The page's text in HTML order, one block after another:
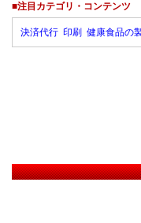
■注目カテゴリ・コンテンツ
決済代行 印刷 健康食品の